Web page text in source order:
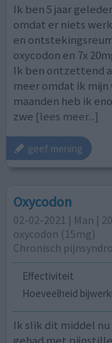
Ik ben 5 jaar
omdat er niets
en
oxycodon en 7x
Ik ben ontzettend
meer omdat ik
maanden heb ik
zwe [lees meer...]
geef mening
Oxycodon
02-02-2021 | Man | 20
oxycodon (15mg)
Chronisch
Effectiviteit
Hoeveelheid
Ik slik dit middel nu